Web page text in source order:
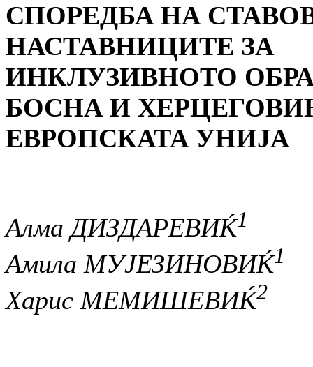
СПОРЕДБА НА
НАСТАВНИЦИТЕ ЗА
ИНКЛУЗИВНОТО
БОСНА И
ЕВРОПСКАТА УНИЈА
Алма ДИЗДАРЕВИЌ1
Амила МУЈЕЗИНОВИЌ1
Харис МЕМИШЕВИЌ2